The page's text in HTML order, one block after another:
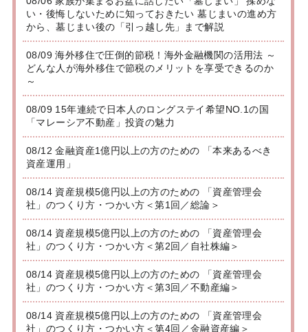
い・後悔しないために知っておきたい 墓じまいの進め方
から、墓じまい後の「引っ越し先」まで解説
08/09 海外移住で圧倒的節税！海外金融機関の活用法 ～
どんな人が海外移住で節税のメリットを享受できるのか
～
08/09 15年連続で日本人のロングステイ希望NO.1の国
「マレーシア不動産」投資の魅力
08/12 金融資産1億円以上の方のための 「本来あるべき
資産運用」
08/14 資産規模5億円以上の方のための 「資産管理会
社」のつくり方・つかい方＜第1回／総論＞
08/14 資産規模5億円以上の方のための 「資産管理会
社」のつくり方・つかい方＜第2回／自社株編＞
08/14 資産規模5億円以上の方のための 「資産管理会
社」のつくり方・つかい方＜第3回／不動産編＞
08/14 資産規模5億円以上の方のための 「資産管理会
社」のつくり方・つかい方＜第4回／金融資産編＞